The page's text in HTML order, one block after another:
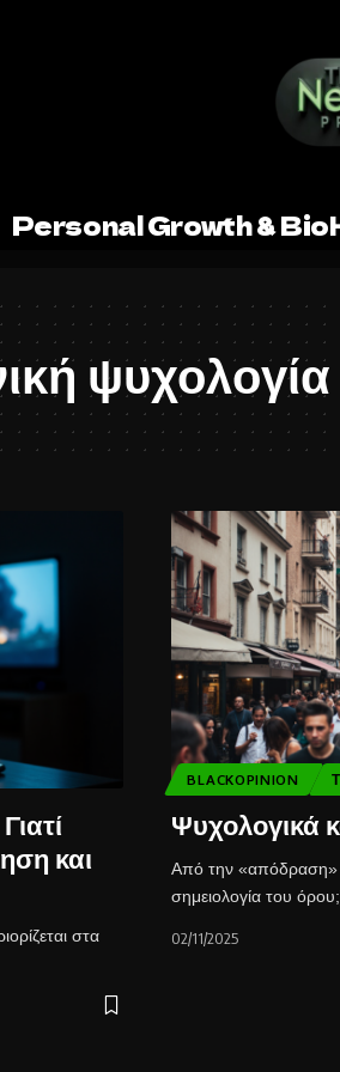
Personal Growth &
ψυχολογία
και
στα
BLACKOPINION
Ψυχολογικά
Από την «απόδραση»
σημειολογία του
02/11/2025